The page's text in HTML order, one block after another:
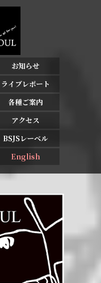
お知らせ
ライブレポート
各種ご案内
アクセス
BSJSレーベル
English